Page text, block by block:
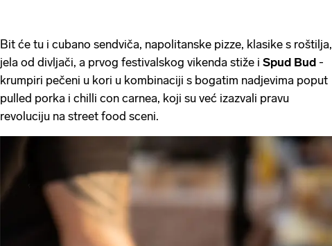
Bit će tu i cubano sendviča, napolitanske pizze, klasike s roštilja,
jela od divljači, a prvog festivalskog vikenda stiže i Spud Bud -
krumpiri pečeni u kori u kombinaciji s bogatim nadjevima poput
pulled porka i chilli con carnea, koji su već izazvali pravu
revoluciju na street food sceni.